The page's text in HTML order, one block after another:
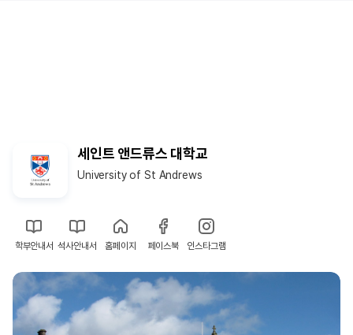
세인트 앤드류스 대학교
University of St Andrews
학부안내서 석사안내서 홈페이지 페이스북 인스타그램